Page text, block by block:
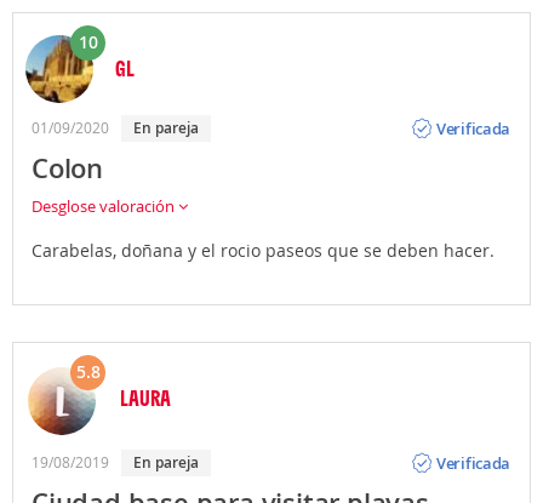
10
GL
01/09/2020 En pareja
Verificada
Colon
Desglose valoración
Carabelas, doñana y el rocio paseos que se deben hacer.
5.8
LAURA
19/08/2019 En pareja
Verificada